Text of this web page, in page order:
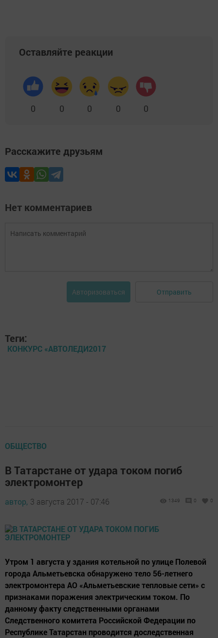
Оставляйте реакции
0 0 0 0 0
Расскажите друзьям
Нет комментариев
Авторизоваться Отправить
Теги:
КОНКУРС «АВТОЛЕДИ2017
ОБЩЕСТВО
В Татарстане от удара током погиб
электромонтер
автор, 3 августа 2017 - 07:46 1349 0 0
Утром 1 августа у здания котельной по улице Полевой
города Альметьевска обнаружено тело 56-летнего
электромонтера АО «Альметьевские тепловые сети» с
признаками поражения электрическим током. По
данному факту следственными органами
Следственного комитета Российской Федерации по
Республике Татарстан проводится доследственная